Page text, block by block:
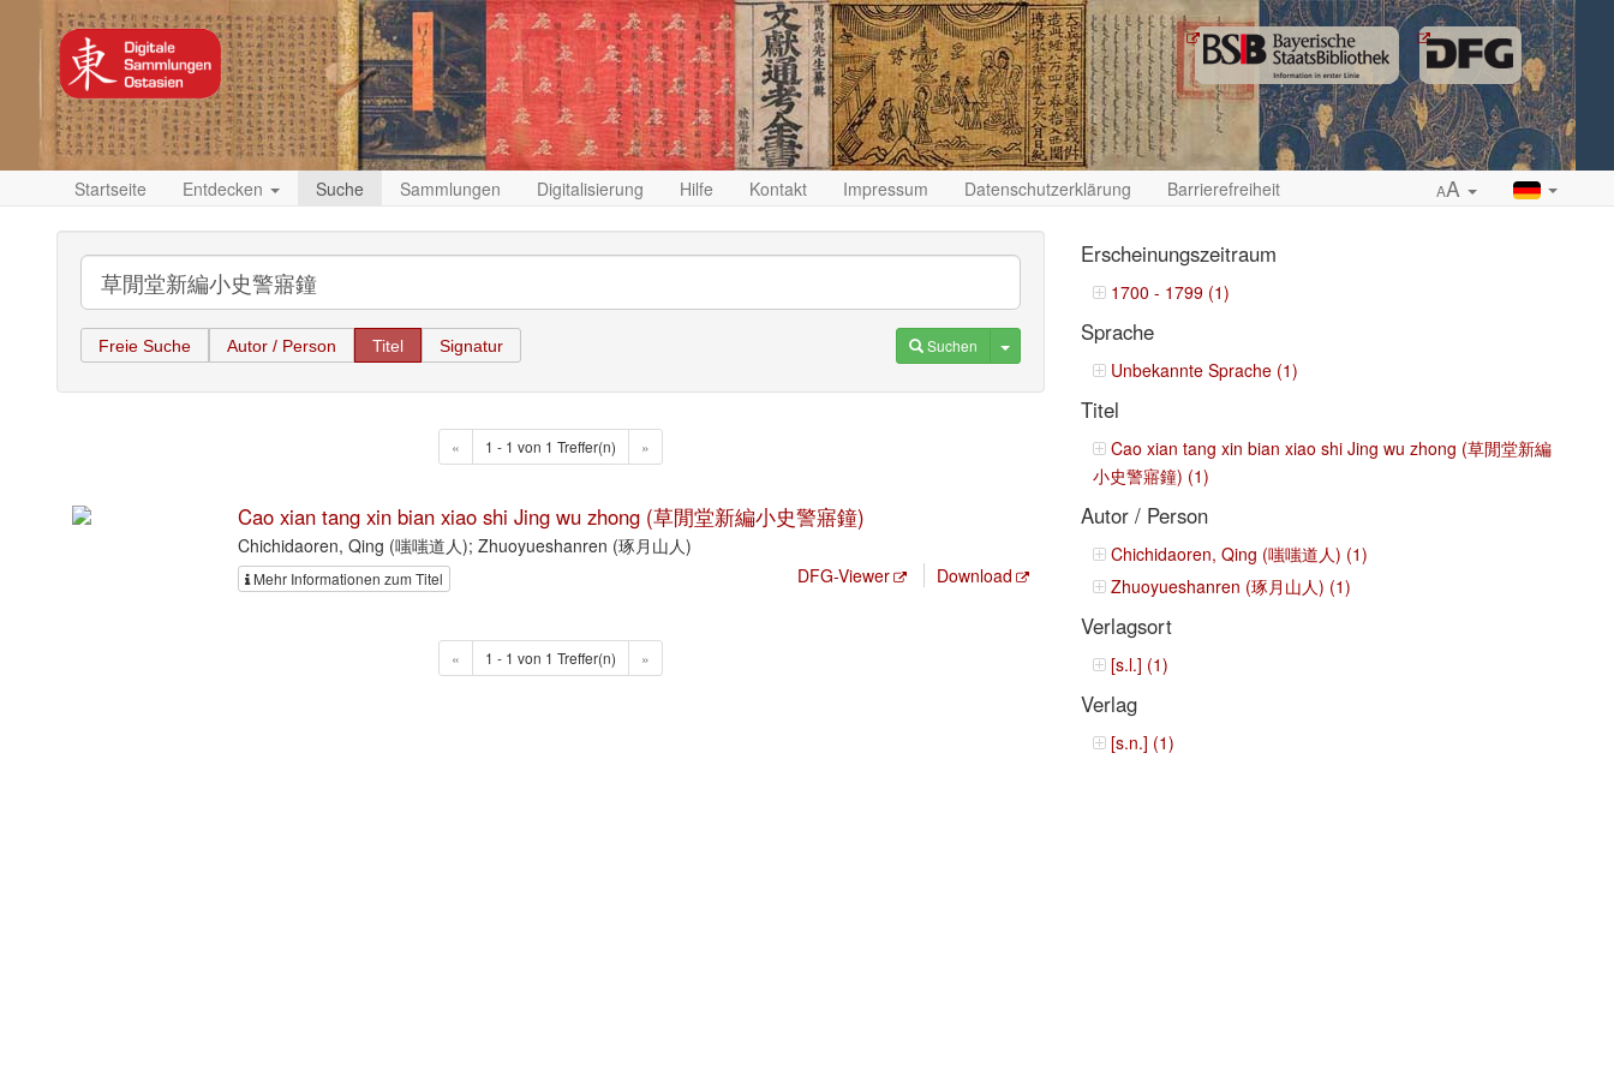
Startseite Entdecken Suche Sammlungen Digitalisierung Hilfe Kontakt Impressum Datenschutzerklärung Barrierefreiheit AA
Freie Suche Autor / Person Titel Signatur Suchen Toggle Dropdown
« 1 - 1 von 1 Treffer(n) »
Cao xian tang xin bian xiao shi Jing wu zhong (草閒堂新編小史警寤鐘)
Chichidaoren, Qing (嗤嗤道人); Zhuoyueshanren (琢月山人)
Mehr Informationen zum Titel DFG-Viewer Download
« 1 - 1 von 1 Treffer(n) »
Erscheinungszeitraum
1700 - 1799 (1)
Sprache
Unbekannte Sprache (1)
Titel
Cao xian tang xin bian xiao shi Jing wu zhong (草閒堂新編
小史警寤鐘) (1)
Autor / Person
Chichidaoren, Qing (嗤嗤道人) (1)
Zhuoyueshanren (琢月山人) (1)
Verlagsort
[s.l.] (1)
Verlag
[s.n.] (1)